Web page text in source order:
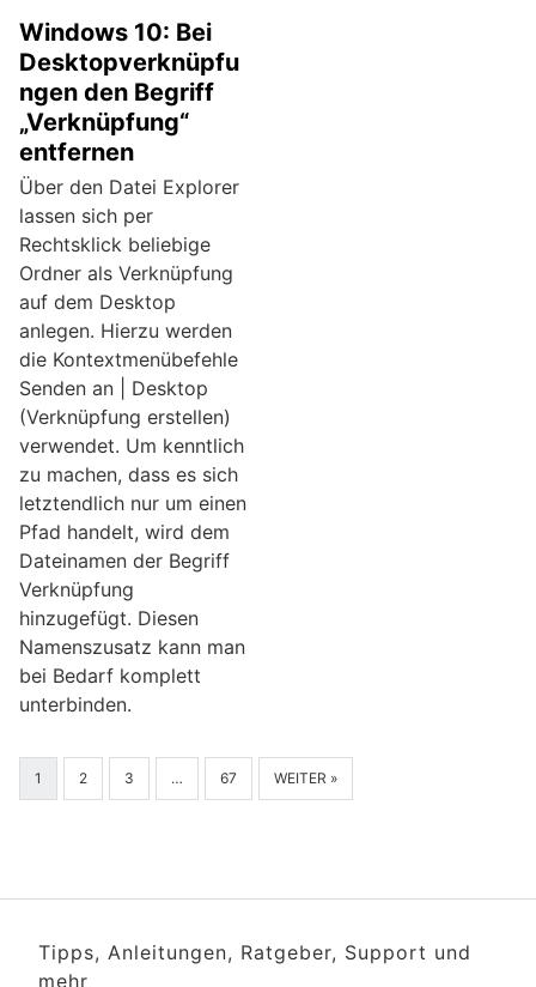
Windows 10: Bei
Desktopverknüpfu
ngen den Begriff
„Verknüpfung“
entfernen
Über den Datei Explorer
lassen sich per
Rechtsklick beliebige
Ordner als Verknüpfung
auf dem Desktop
anlegen. Hierzu werden
die Kontextmenübefehle
Senden an | Desktop
(Verknüpfung erstellen)
verwendet. Um kenntlich
zu machen, dass es sich
letztendlich nur um einen
Pfad handelt, wird dem
Dateinamen der Begriff
Verknüpfung
hinzugefügt. Diesen
Namenszusatz kann man
bei Bedarf komplett
unterbinden.
1 2 3 … 67 WEITER »
Tipps, Anleitungen, Ratgeber, Support und
mehr